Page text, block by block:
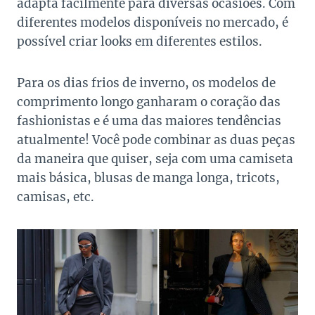
adapta facilmente para diversas ocasiões. Com
diferentes modelos disponíveis no mercado, é
possível criar looks em diferentes estilos.
Para os dias frios de inverno, os modelos de
comprimento longo ganharam o coração das
fashionistas e é uma das maiores tendências
atualmente! Você pode combinar as duas peças
da maneira que quiser, seja com uma camiseta
mais básica, blusas de manga longa, tricots,
camisas, etc.